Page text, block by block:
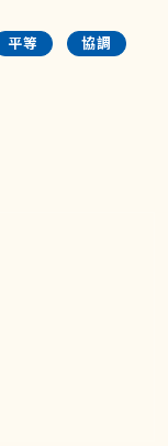
平等 協調